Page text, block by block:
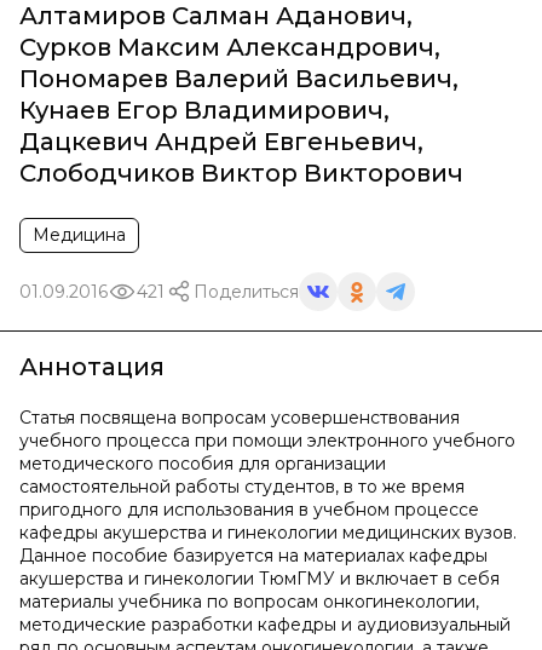
Алтамиров Салман Аданович,
Сурков Максим Александрович,
Пономарев Валерий Васильевич,
Кунаев Егор Владимирович,
Дацкевич Андрей Евгеньевич,
Слободчиков Виктор Викторович
Медицина
01.09.2016 421 Поделиться
Аннотация
Статья посвящена вопросам усовершенствования
учебного процесса при помощи электронного учебного
методического пособия для организации
самостоятельной работы студентов, в то же время
пригодного для использования в учебном процессе
кафедры акушерства и гинекологии медицинских вузов.
Данное пособие базируется на материалах кафедры
акушерства и гинекологии ТюмГМУ и включает в себя
материалы учебника по вопросам онкогинекологии,
методические разработки кафедры и аудиовизуальный